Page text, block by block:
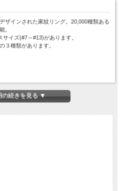
ザインされた家紋リング。20,000種類ある
。
イズ(#7～#13)があります。
３種類があります。
「戻る」から戻ってください。
続きを見る ▼